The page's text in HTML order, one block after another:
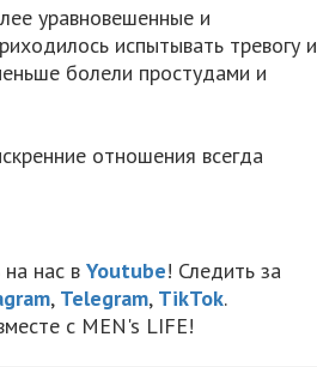
уравновешенные и
испытывать тревогу и
болели простудами и
отношения всегда
нас в Youtube! Следить за
, Telegram, TikTok.
с MEN's LIFE!